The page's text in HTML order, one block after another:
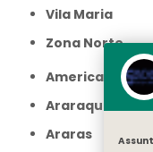
Vila Maria
Zona Norte
Americana
Araraquara
Araras